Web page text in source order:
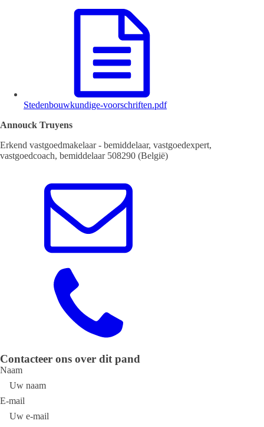
Stedenbouwkundige-voorschriften.pdf
Annouck Truyens
Erkend vastgoedmakelaar - bemiddelaar, vastgoedexpert,
vastgoedcoach, bemiddelaar 508290 (België)
Contacteer ons over dit pand
Naam
E-mail